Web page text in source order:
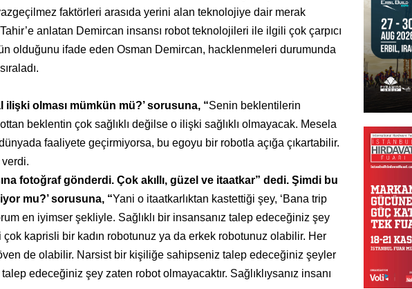
faktörleri arasıda yerini alan teknolojiye dair merak
anlatan Demircan insansı robot teknolojileri ile ilgili çok çarpıcı
olduğunu ifade eden Osman Demircan, hacklenmeleri durumunda
ilişki olması mümkün mü?’ sorusuna, “Senin beklentilerin
beklentin çok sağlıklı değilse o ilişki sağlıklı olmayacak. Mesela
faaliyete geçirmiyorsa, bu egoyu bir robotla açığa çıkartabilir.
fotoğraf gönderdi. Çok akıllı, güzel ve itaatkar” dedi. Şimdi bu
mu?’ sorusuna, “Yani o itaatkarlıktan kastettiği şey, ‘Bana trip
en iyimser şekliyle. Sağlıklı bir insansanız talep edeceğiniz şey
kaprisli bir kadın robotunuz ya da erkek robotunuz olabilir. Her
de olabilir. Narsist bir kişiliğe sahipseniz talep edeceğiniz şeyler
edeceğiniz şey zaten robot olmayacaktır. Sağlıklıysanız insanı